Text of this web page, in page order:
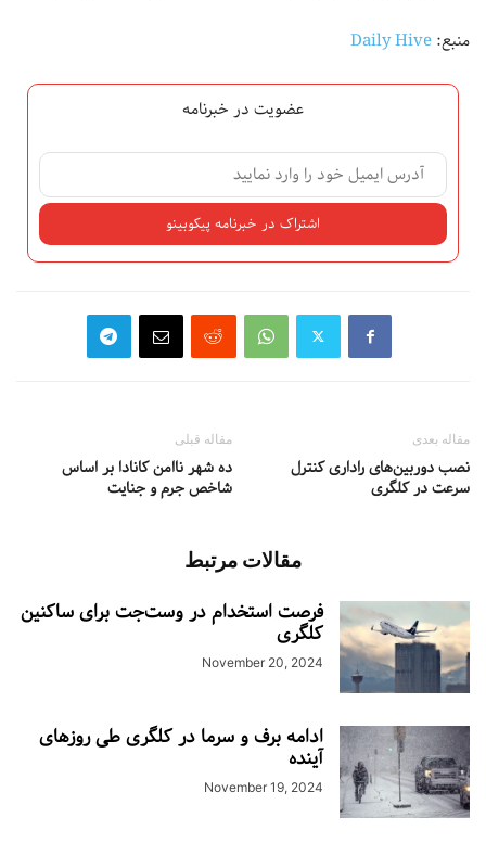
منبع:Daily Hive
عضویت در خبرنامه
مقاله قبلی
ده شهر ناامن کانادا بر اساس
شاخص جرم و جنایت
مقاله بعدی
نصب دوربین‌های راداری کنترل
سرعت در کلگری
مقالات مرتبط
فرصت استخدام در وست‌جت برای ساکنین
کلگری
November 20, 2024
ادامه برف و سرما در کلگری طی روزهای
آینده
November 19, 2024